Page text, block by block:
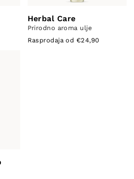
Herbal Care
Prirodno aroma ulje
Rasprodaja od €24,90